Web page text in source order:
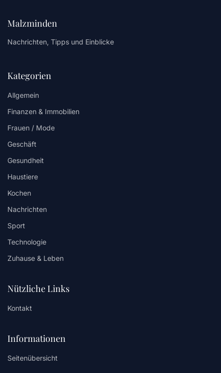
Malzminden
Nachrichten, Tipps und Einblicke
Kategorien
Allgemein
Finanzen & Immobilien
Frauen / Mode
Geschäft
Gesundheit
Haustiere
Kochen
Nachrichten
Sport
Technologie
Zuhause & Leben
Nützliche Links
Kontakt
Informationen
Seitenübersicht